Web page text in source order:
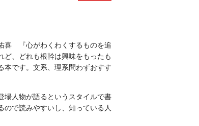
喜 『心がわくわくするものを追
ど、どれも根幹は興味をもったも
本です。文系、理系問わずおすす
人物が語るというスタイルで書
で読みやすいし、知っている人